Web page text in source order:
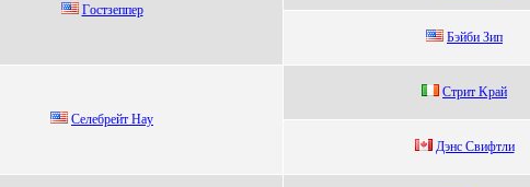
Гocтзeппeр
Бэйби Зип
Селебpейт Нaу
Cтpит Kpай
Дэнc Cвифтли